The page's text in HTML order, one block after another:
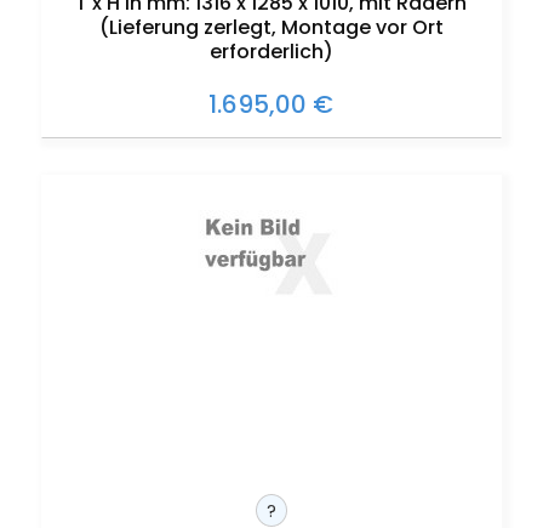
(Lieferung zerlegt, Montage vor Ort
erforderlich)
1.695,00 €
?